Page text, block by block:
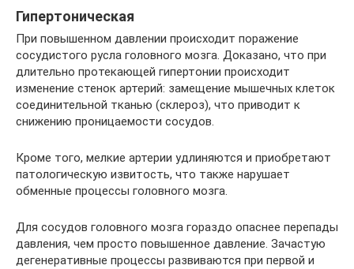
Гипертоническая
При повышенном давлении происходит поражение
сосудистого русла головного мозга. Доказано, что при
длительно протекающей гипертонии происходит
изменение стенок артерий: замещение мышечных клеток
соединительной тканью (склероз), что приводит к
снижению проницаемости сосудов.
Кроме того, мелкие артерии удлиняются и приобретают
патологическую извитость, что также нарушает
обменные процессы головного мозга.
Для сосудов головного мозга гораздо опаснее перепады
давления, чем просто повышенное давление. Зачастую
дегенеративные процессы развиваются при первой и